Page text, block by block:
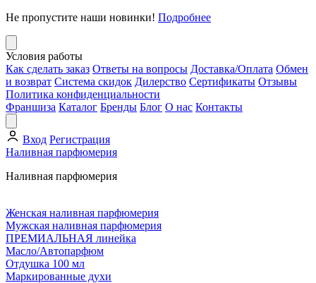
Не пропустите наши новинки! Подробнее
Условия работы
Как сделать заказ Ответы на вопросы Доставка/Оплата Обмен
и возврат Система скидок Дилерство Сертификаты Отзывы
Политика конфиденциальности
Франшиза Каталог Бренды Блог О нас Контакты
Вход Регистрация
Наливная парфюмерия
Наливная парфюмерия
Женская наливная парфюмерия
Мужская наливная парфюмерия
ПРЕМИАЛЬНАЯ линейка
Масло/Автопарфюм
Отдушка 100 мл
Маркированные духи